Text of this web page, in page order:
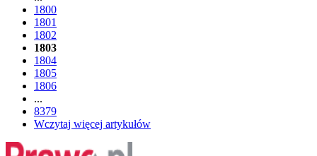
1800
1801
1802
1803
1804
1805
1806
...
8379
Wczytaj więcej artykułów